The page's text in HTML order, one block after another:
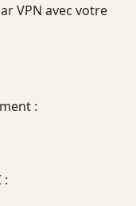
VPN avec votre
:
: